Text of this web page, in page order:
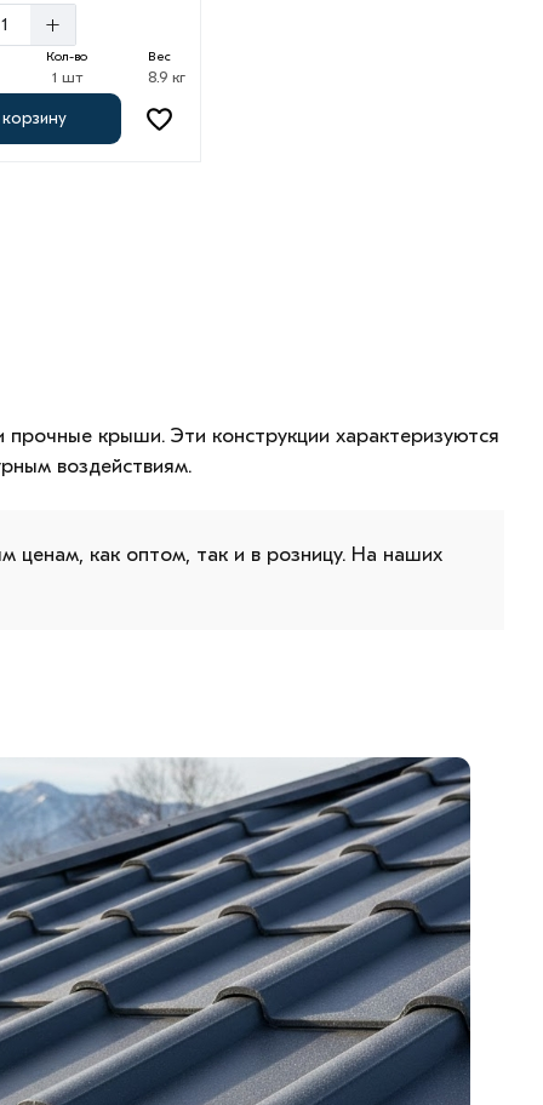
+
Кол-во
1 шт
Вес
8.9 кг
крыши. Эти конструкции характеризуются
воздействиям.
ценам, как оптом, так и в розницу. На наших